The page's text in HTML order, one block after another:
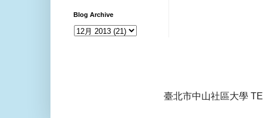
Blog Archive
臺北市中山社區大學